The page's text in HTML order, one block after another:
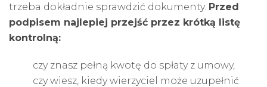
trzeba dokładnie sprawdzić dokumenty. Przed
podpisem najlepiej przejść przez krótką listę
kontrolną:
czy znasz pełną kwotę do spłaty z umowy,
czy wiesz, kiedy wierzyciel może uzupełnić